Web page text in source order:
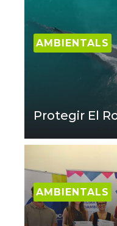
AMBIENTALS
Protegir El
AMBIENTALS